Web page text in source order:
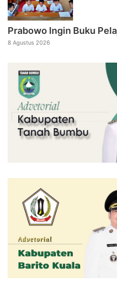
Prabowo Ingin Buku
8 Agustus 2026